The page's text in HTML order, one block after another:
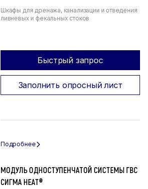
Шкафы для дренажа, канализации и отведения
ливневых и фекальных стоков
Быстрый запрос
Заполнить опросный лист
МОДУЛЬ ОДНОСТУПЕНЧАТОЙ СИСТЕМЫ ГВС
СИГМА HEAT®